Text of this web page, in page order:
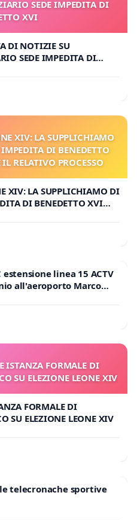
SEDE IMPEDITA DI
XVI
DI NOTIZIE SU
SEDE IMPEDITA DI
XIV: LA SUPPLICHIAMO
DI BENEDETTO
RELATIVO PROCESSO
XIV: LA SUPPLICHIAMO DI
DI BENEDETTO XVI
PROCESSO
linea 15 ACTV
all'aeroporto Marco
ISTANZA FORMALE DI
SU ELEZIONE LEONE XIV
FORMALE DI
SU ELEZIONE LEONE XIV
telecronache sportive